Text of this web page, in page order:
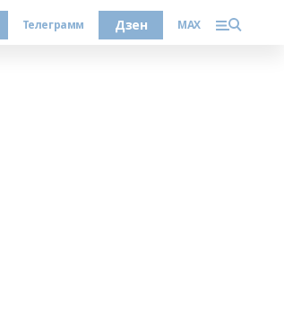
Телеграмм Дзен MAX